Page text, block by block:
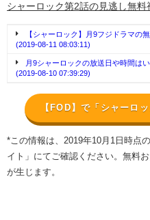
シャーロック第2話の見逃し無料
【シャーロック】月9フジドラマの
(2019-08-11 08:03:11)
月9シャーロックの放送日や時間は
(2019-08-10 07:39:29)
【FOD】で「シャーロ
*この情報は、2019年10月1日時点
イト」にてご確認ください。無料
が生じます。